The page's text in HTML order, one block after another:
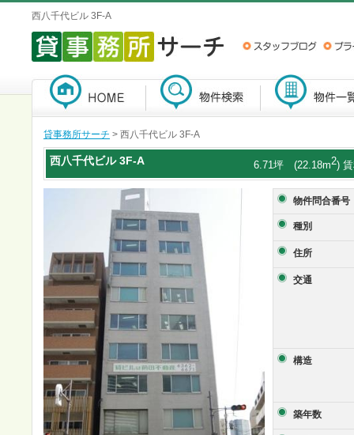
西八千代ビル 3F-A
貸事務所サーチ > 西八千代ビル 3F-A
西八千代ビル3F-A 6.71坪 (22.18m2)
物件問合番号
種別
住所
交通
構造
築年数